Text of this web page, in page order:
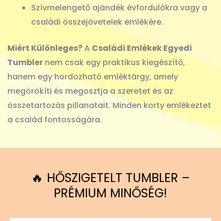
Szívmelengető ajándék évfordulókra vagy a
családi összejövetelek emlékére.
Miért Különleges?A Családi Emlékek Egyedi
Tumbler nem csak egy praktikus kiegészítő,
hanem egy hordozható emléktárgy, amely
megörökíti és megosztja a szeretet és az
összetartozás pillanatait. Minden korty emlékeztet
a család fontosságára.
🔥 HŐSZIGETELT TUMBLER –
PRÉMIUM MINŐSÉG!